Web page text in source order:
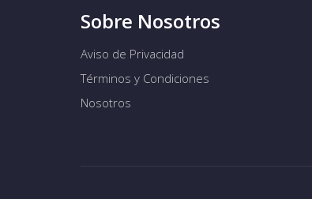
Sobre Nosotros
Aviso de Privacidad
Términos y Condiciones
Nosotros